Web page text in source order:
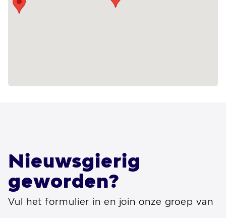
krachtig; samen werken aan een goed
Eemhartlegt de nadruk op het werken
volgens de laatste wetenschappelijke
inzichten, inclusief het implementeren van
Nieuwsgierig
geworden?
Vul het formulier in en join onze groep van